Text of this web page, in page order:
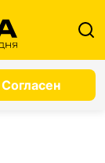
Согласен